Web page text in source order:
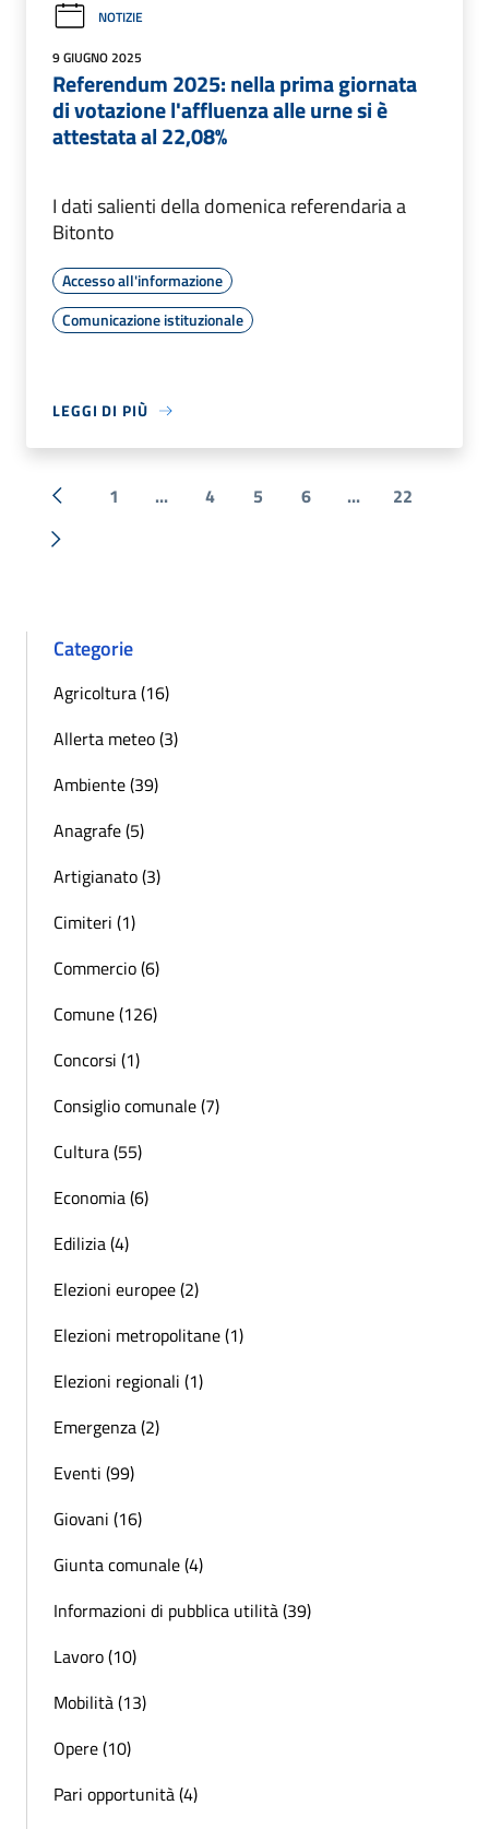
NOTIZIE
9 GIUGNO 2025
Referendum 2025: nella prima giornata
di votazione l'affluenza alle urne si è
attestata al 22,08%
I dati salienti della domenica referendaria a
Bitonto
Accesso all'informazione
Comunicazione istituzionale
LEGGI DI PIÙ
« Precedente
1 ... 4 5 6 ... 22
Successiva »
Categorie
Agricoltura (16)
Allerta meteo (3)
Ambiente (39)
Anagrafe (5)
Artigianato (3)
Cimiteri (1)
Commercio (6)
Comune (126)
Concorsi (1)
Consiglio comunale (7)
Cultura (55)
Economia (6)
Edilizia (4)
Elezioni europee (2)
Elezioni metropolitane (1)
Elezioni regionali (1)
Emergenza (2)
Eventi (99)
Giovani (16)
Giunta comunale (4)
Informazioni di pubblica utilità (39)
Lavoro (10)
Mobilità (13)
Opere (10)
Pari opportunità (4)